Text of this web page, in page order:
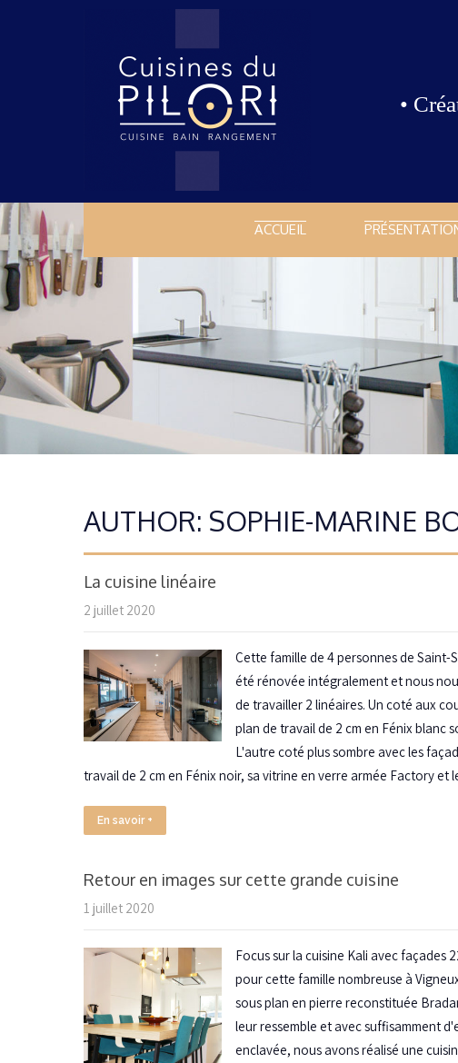
•
ACCUEIL
AUTHOR: SOPHIE-MARINE
La cuisine linéaire
2 juillet 2020
Cette famille de 4 personnes de Saint-
été rénovée intégralement et nous
de travailler 2 linéaires. Un coté aux
plan de travail de 2 cm en Fénix blanc
L'autre coté plus sombre avec les
travail de 2 cm en Fénix noir, sa vitrine en verre armée Factory et
En savoir +
Retour en images sur cette grande cuisine
1 juillet 2020
Focus sur la cuisine Kali avec façades
pour cette famille nombreuse à
sous plan en pierre reconstituée
leur ressemble et avec suffisamment
enclavée, nous avons réalisé une